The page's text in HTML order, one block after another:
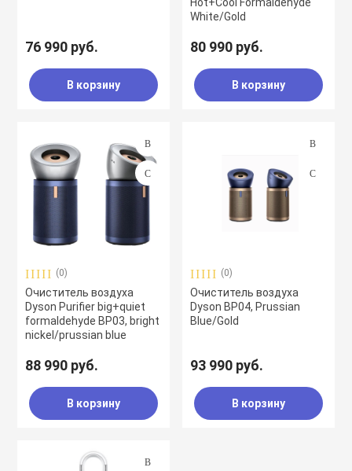
76 990 руб.
В корзину
White/Gold
80 990 руб.
В корзину
(0)
Очиститель воздуха
Dyson Purifier big+quiet
formaldehyde BP03, bright
nickel/prussian blue
88 990 руб.
В корзину
(0)
Очиститель воздуха
Dyson BP04, Prussian
Blue/Gold
93 990 руб.
В корзину